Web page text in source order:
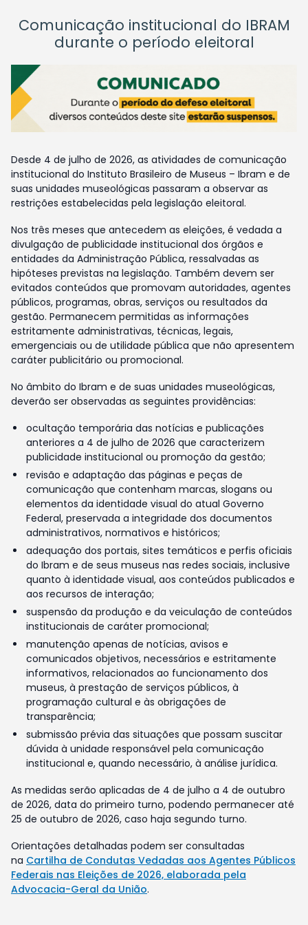
Comunicação institucional do IBRAM
durante o período eleitoral
Desde 4 de julho de 2026, as atividades de comunicação
institucional do Instituto Brasileiro de Museus – Ibram e de
suas unidades museológicas passaram a observar as
restrições estabelecidas pela legislação eleitoral.
Nos três meses que antecedem as eleições, é vedada a
divulgação de publicidade institucional dos órgãos e
entidades da Administração Pública, ressalvadas as
hipóteses previstas na legislação. Também devem ser
evitados conteúdos que promovam autoridades, agentes
públicos, programas, obras, serviços ou resultados da
gestão. Permanecem permitidas as informações
estritamente administrativas, técnicas, legais,
emergenciais ou de utilidade pública que não apresentem
caráter publicitário ou promocional.
No âmbito do Ibram e de suas unidades museológicas,
deverão ser observadas as seguintes providências:
ocultação temporária das notícias e publicações
anteriores a 4 de julho de 2026 que caracterizem
publicidade institucional ou promoção da gestão;
revisão e adaptação das páginas e peças de
comunicação que contenham marcas, slogans ou
elementos da identidade visual do atual Governo
Federal, preservada a integridade dos documentos
administrativos, normativos e históricos;
adequação dos portais, sites temáticos e perfis oficiais
do Ibram e de seus museus nas redes sociais, inclusive
quanto à identidade visual, aos conteúdos publicados e
aos recursos de interação;
suspensão da produção e da veiculação de conteúdos
institucionais de caráter promocional;
manutenção apenas de notícias, avisos e
comunicados objetivos, necessários e estritamente
informativos, relacionados ao funcionamento dos
museus, à prestação de serviços públicos, à
programação cultural e às obrigações de
transparência;
submissão prévia das situações que possam suscitar
dúvida à unidade responsável pela comunicação
institucional e, quando necessário, à análise jurídica.
As medidas serão aplicadas de 4 de julho a 4 de outubro
de 2026, data do primeiro turno, podendo permanecer até
25 de outubro de 2026, caso haja segundo turno.
Orientações detalhadas podem ser consultadas
na Cartilha de Condutas Vedadas aos Agentes Públicos
Federais nas Eleições de 2026, elaborada pela
Advocacia-Geral da União.